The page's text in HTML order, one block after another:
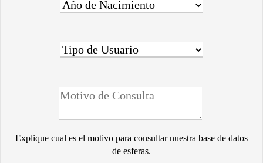
Explique cual es el motivo para consultar nuestra base de datos
de esferas.